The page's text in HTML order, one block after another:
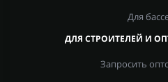
Для
ДЛЯ СТРОИТЕЛЕЙ И
Запросить